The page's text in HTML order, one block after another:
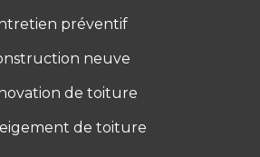
préventif
neuve
de toiture
de toiture